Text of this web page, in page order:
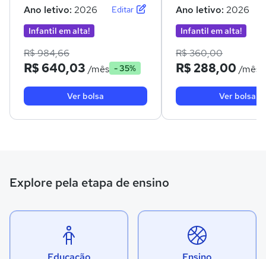
Ano letivo: 2026
Editar
Infantil em alta!
R$ 984,66
R$ 640,03 /mês - 35%
Ver bolsa
Ano letivo: 2026
Infantil em alta!
R$ 360,00
R$ 288,00 /mês
Ver bolsa
Explore pela etapa de ensino